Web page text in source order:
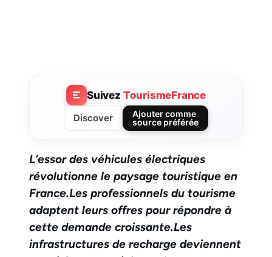
Suivez TourismeFrance
Discover
Ajouter comme
source préférée
L’essor des véhicules électriques
révolutionne le paysage touristique en
France.Les professionnels du tourisme
adaptent leurs offres pour répondre à
cette demande croissante.Les
infrastructures de recharge deviennent